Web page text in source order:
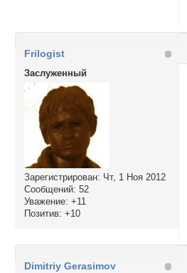
Frilogist
Заслуженный
Зарегистрирован: Чт, 1 Ноя 2012
Сообщений: 52
Уважение: +11
Позитив: +10
Dimitriy Gerasimov